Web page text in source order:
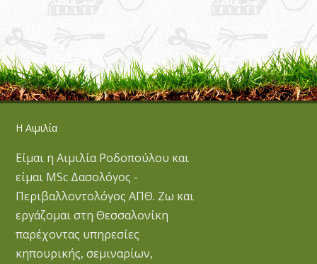
Η Αιμιλία
Είμαι η Αιμιλία Ροδοπούλου και
είμαι MSc Δασολόγος -
Περιβαλλοντολόγος ΑΠΘ. Ζω και
εργάζομαι στη Θεσσαλονίκη
παρέχοντας υπηρεσίες
κηπουρικής, σεμιναρίων,